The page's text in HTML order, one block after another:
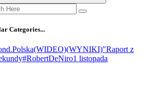
Categories...
.Polska(WIDEO)(WYNIKI)"Raport z
#RobertDeNiro1 listopada